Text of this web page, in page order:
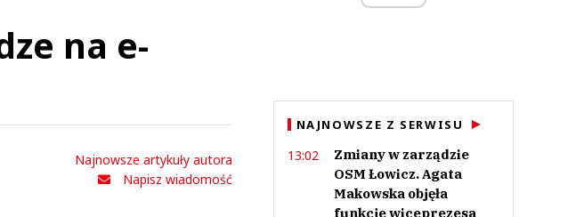
na e-
Najnowsze artykuły autora
Napisz wiadomość
NAJNOWSZE Z SERWISU
13:02
Zmiany w zarządzie
OSM Łowicz. Agata
Makowska objęła
funkcje wiceprezesa